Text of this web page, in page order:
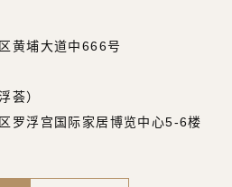
黄埔大道中666号
荟）
罗浮宫国际家居博览中心5-6楼